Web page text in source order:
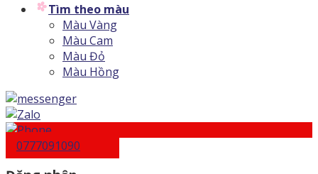
Tìm theo màu
Màu Vàng
Màu Cam
Màu Đỏ
Màu Hồng
0777091090